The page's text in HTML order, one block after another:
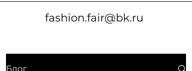
fashion.fair@bk.ru
Блог